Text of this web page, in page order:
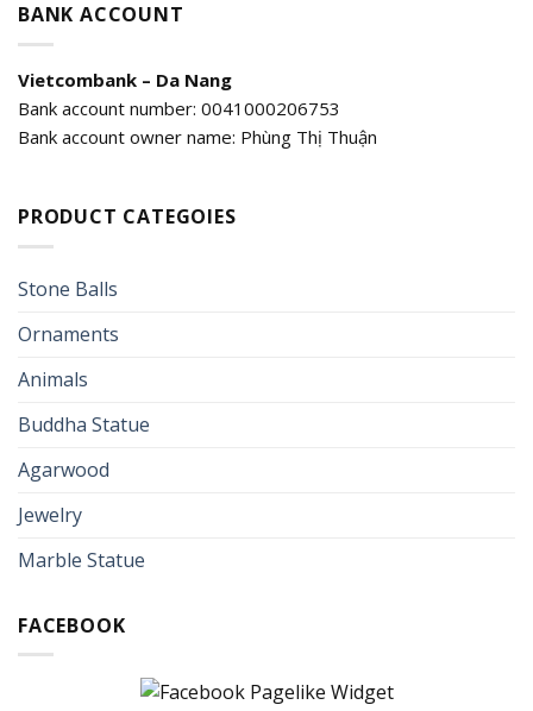
BANK ACCOUNT
Vietcombank – Da Nang
Bank account number: 0041000206753
Bank account owner name: Phùng Thị Thuận
PRODUCT CATEGOIES
Stone Balls
Ornaments
Animals
Buddha Statue
Agarwood
Jewelry
Marble Statue
FACEBOOK